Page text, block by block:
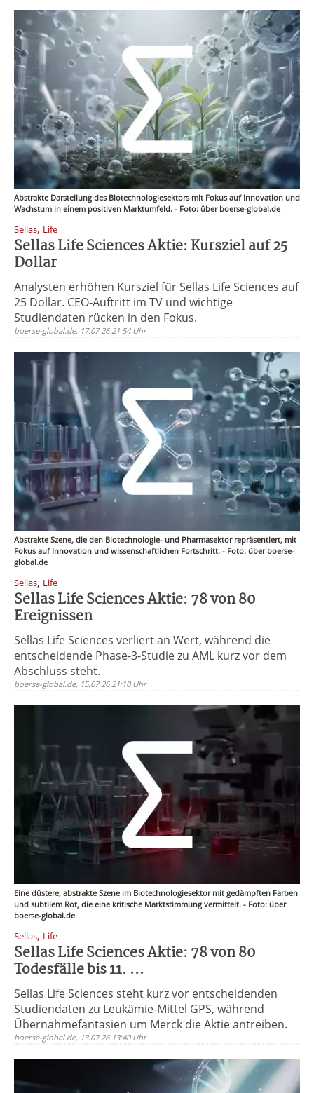
Abstrakte Darstellung des Biotechnologiesektors mit Fokus auf Innovation und
Wachstum in einem positiven Marktumfeld. - Foto: über boerse-global.de
Sellas, Life
Sellas Life Sciences Aktie: Kursziel auf 25
Dollar
Analysten erhöhen Kursziel für Sellas Life Sciences auf
25 Dollar. CEO-Auftritt im TV und wichtige
Studiendaten rücken in den Fokus.
boerse-global.de, 17.07.26 21:54 Uhr
Abstrakte Szene, die den Biotechnologie- und Pharmasektor repräsentiert, mit
Fokus auf Innovation und wissenschaftlichen Fortschritt. - Foto: über boerse-
global.de
Sellas, Life
Sellas Life Sciences Aktie: 78 von 80
Ereignissen
Sellas Life Sciences verliert an Wert, während die
entscheidende Phase-3-Studie zu AML kurz vor dem
Abschluss steht.
boerse-global.de, 15.07.26 21:10 Uhr
Eine düstere, abstrakte Szene im Biotechnologiesektor mit gedämpften Farben
und subtilem Rot, die eine kritische Marktstimmung vermittelt. - Foto: über
boerse-global.de
Sellas, Life
Sellas Life Sciences Aktie: 78 von 80
Todesfälle bis 11. ...
Sellas Life Sciences steht kurz vor entscheidenden
Studiendaten zu Leukämie-Mittel GPS, während
Übernahmefantasien um Merck die Aktie antreiben.
boerse-global.de, 13.07.26 13:40 Uhr